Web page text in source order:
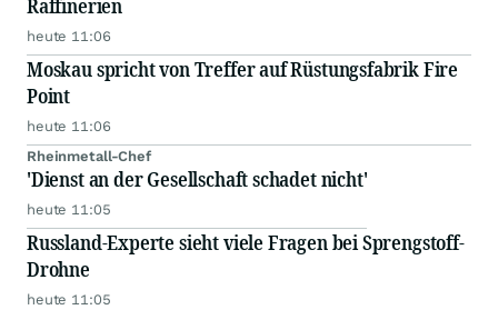
Raffinerien
heute 11:06
Moskau spricht von Treffer auf Rüstungsfabrik Fire
Point
heute 11:06
Rheinmetall-Chef
'Dienst an der Gesellschaft schadet nicht'
heute 11:05
Russland-Experte sieht viele Fragen bei Sprengstoff-
Drohne
heute 11:05